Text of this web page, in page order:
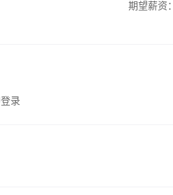
期望薪资：
录